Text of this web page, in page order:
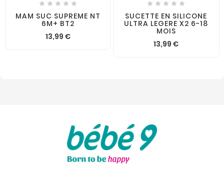
    
MAM SUC SUPREME NT
6M+ BT2
13,99 €
    
SUCETTE EN SILICONE
ULTRA LEGERE X2 6-18
MOIS
13,99 €